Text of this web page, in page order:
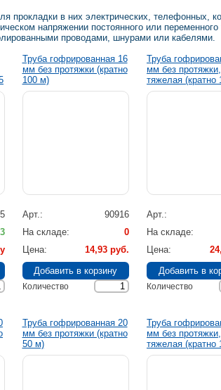
прокладки в них электрических, телефонных,
напряжении постоянного или
проводами, шнурами или кабелями.
Труба гофрированная 16
мм без протяжки (кратно
100 м)
Арт.
90916
На складе
0
Цена
14,93 руб.
Количество
Труба
мм без протяжки,
тяжелая (кратно
Арт.
На складе
Цена
Количество
Труба гофрированная 20
мм без протяжки (кратно
50 м)
Труба
мм без протяжки,
тяжелая (кратно